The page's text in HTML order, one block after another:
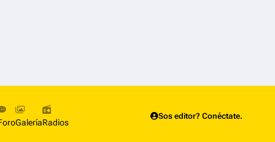
GaleríaRadios
Sos editor? Conéctate.